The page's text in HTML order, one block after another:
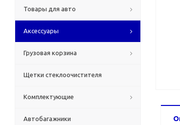
Товары для авто
Аксессуары
Грузовая корзина
Щетки стеклоочистителя
Комплектующие
Автобагажники